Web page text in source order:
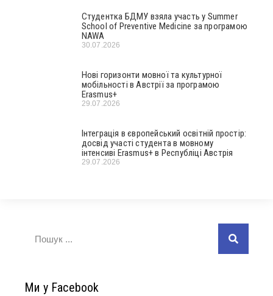
Студентка БДМУ взяла участь у Summer
School of Preventive Medicine за програмою
NAWA
30.07.2026
Нові горизонти мовної та культурної
мобільності в Австрії за програмою
Erasmus+
29.07.2026
Інтеграція в європейський освітній простір:
досвід участі студента в мовному
інтенсиві Erasmus+ в Республіці Австрія
29.07.2026
Ми у Facebook